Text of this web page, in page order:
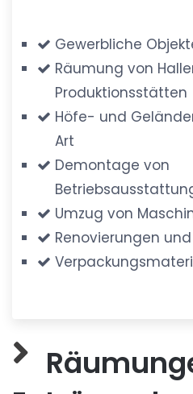
Gewerbliche
Räumung von
Produktionsstätten
Höfe- und
Art
Demontage von
Umzug von
Renovierungen